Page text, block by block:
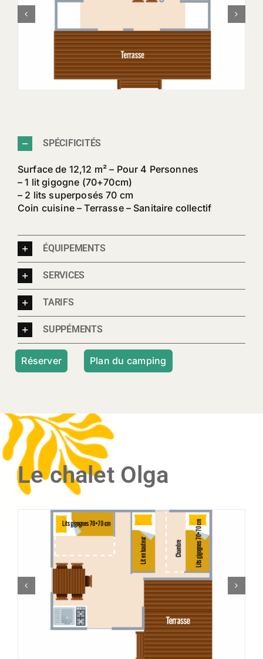
SPÉCIFICITÉS
Surface de 12,12 m² – Pour 4 Personnes
– 1 lit gigogne (70+70cm)
– 2 lits superposés 70 cm
Coin cuisine – Terrasse – Sanitaire collectif
ÉQUIPEMENTS
SERVICES
TARIFS
SUPPÉMENTS
Réserver Plan du camping
Le chalet Olga